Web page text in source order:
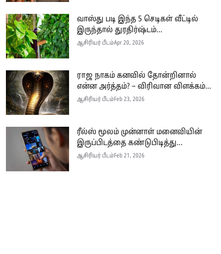
வாஸ்து படி இந்த 5 செடிகள் வீட்டில்
இருந்தால் துரதிர்ஷ்டம்...
ஆசிரியர் பீடம்Apr 20, 2026
ராஜ நாகம் கனவில் தோன்றினால்
என்ன அர்த்தம்? – விரிவான விளக்கம்...
ஆசிரியர் பீடம்Feb 23, 2026
ரீல்ஸ் மூலம் முன்னாள் மனைவியின்
இருப்பிடத்தை கண்டுபிடித்து...
ஆசிரியர் பீடம்Feb 21, 2026